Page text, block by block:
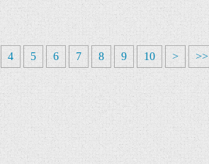
4 5 6 7 8 9 10 > >>